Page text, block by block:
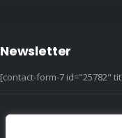
Newsletter
[contact-form-7 id="25782"